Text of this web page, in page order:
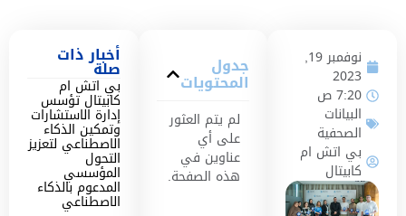
نوفمبر 19,
2023
7:20 ص
البيانات
الصحفية
بي اتش ام
كابيتال
جدول
المحتويات
لم يتم العثور
على أي
عناوين في
هذه الصفحة.
أخبار ذات
صلة
بي اتش ام
كابيتال تؤسس
إدارة الاستشارات
وتمكين الذكاء
الاصطناعي لتعزيز
التحول
المؤسسي
المدعوم بالذكاء
الاصطناعي